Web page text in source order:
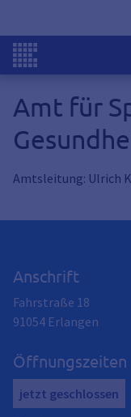
Amt für
Amtsleitung: Ulrich
Anschrift
Fahrstraße 18
91054 Erlangen
Öffnungszeiten
jetzt geschlossen